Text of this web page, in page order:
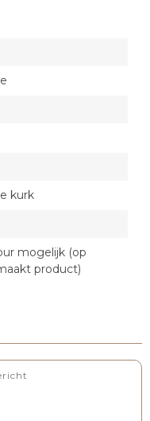
kurk
mogelijk (op
product)